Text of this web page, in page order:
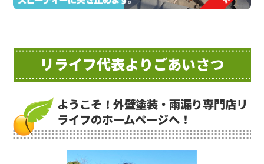
リライフ代表よりごあいさつ
ようこそ！外壁塗装・雨漏り専門店リ
ライフのホームページへ！